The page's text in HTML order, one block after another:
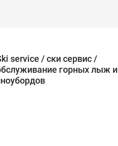
service / ски сервис /
горных лыж и